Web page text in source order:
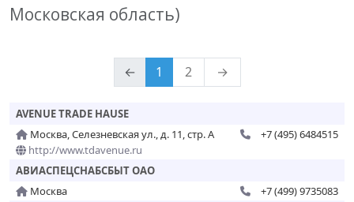
Московская область)
← 1 2 →
AVENUE TRADE HAUSE
Москва, Селезневская ул., д. 11, стр. А
http://www.tdavenue.ru
+7 (495) 6484515
АВИАСПЕЦСНАБСБЫТ ОАО
Москва
+7 (499) 9735083